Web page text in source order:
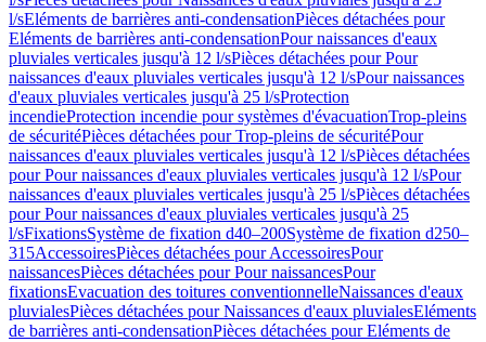
l/sEléments de barrières anti-condensationPièces détachées pour
Eléments de barrières anti-condensationPour naissances d'eaux
pluviales verticales jusqu'à 12 l/sPièces détachées pour Pour
naissances d'eaux pluviales verticales jusqu'à 12 l/sPour naissances
d'eaux pluviales verticales jusqu'à 25 l/sProtection
incendieProtection incendie pour systèmes d'évacuationTrop-pleins
de sécuritéPièces détachées pour Trop-pleins de sécuritéPour
naissances d'eaux pluviales verticales jusqu'à 12 l/sPièces détachées
pour Pour naissances d'eaux pluviales verticales jusqu'à 12 l/sPour
naissances d'eaux pluviales verticales jusqu'à 25 l/sPièces détachées
pour Pour naissances d'eaux pluviales verticales jusqu'à 25
l/sFixationsSystème de fixation d40–200Système de fixation d250–
315AccessoiresPièces détachées pour AccessoiresPour
naissancesPièces détachées pour Pour naissancesPour
fixationsEvacuation des toitures conventionnelleNaissances d'eaux
pluvialesPièces détachées pour Naissances d'eaux pluvialesEléments
de barrières anti-condensationPièces détachées pour Eléments de